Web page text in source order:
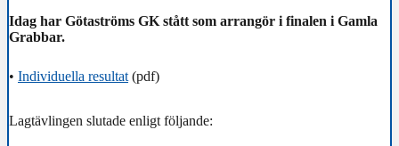
Idag har Götaströms GK stått som arrangör i finalen i Gamla
Grabbar.
• Individuella resultat(pdf)
Lagtävlingen slutade enligt följande: